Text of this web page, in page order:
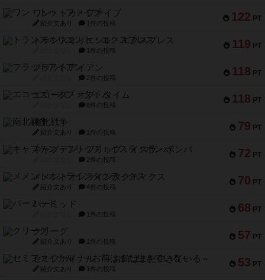
122 PT
ワン・トゥ・ファイブ
紹介文あり 1件の投稿
119 PT
トランスオリエント・エクスプレス
1件の投稿
118 PT
フラットアイアン
2件の投稿
118 PT
エコーズ・オブ・タイム
8件の投稿
79 PT
南北戦争
紹介文あり 1件の投稿
72 PT
キャプテン・フリップ：イスラ・ボンバ
2件の投稿
70 PT
メメントオンラインタクティクス
紹介文あり 4件の投稿
68 PT
パーミッド
1件の投稿
57 PT
クリーグ
紹介文あり 1件の投稿
53 PT
セミファイナル ～お前はまだ生きている～
紹介文あり 1件の投稿